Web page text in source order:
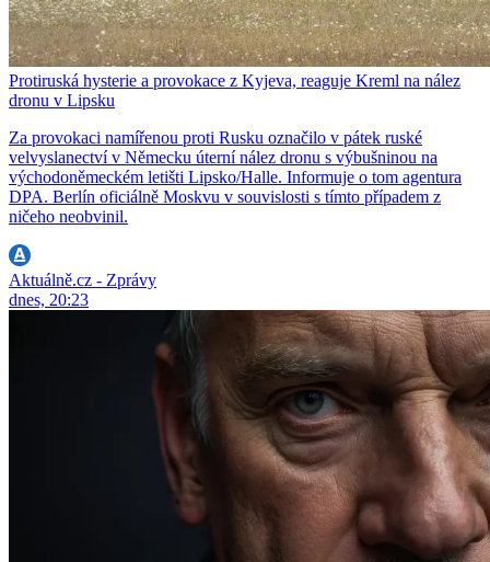
Protiruská hysterie a provokace z Kyjeva, reaguje Kreml na nález
dronu v Lipsku
Za provokaci namířenou proti Rusku označilo v pátek ruské
velvyslanectví v Německu úterní nález dronu s výbušninou na
východoněmeckém letišti Lipsko/Halle. Informuje o tom agentura
DPA. Berlín oficiálně Moskvu v souvislosti s tímto případem z
ničeho neobvinil.
Aktuálně.cz - Zprávy
dnes, 20:23